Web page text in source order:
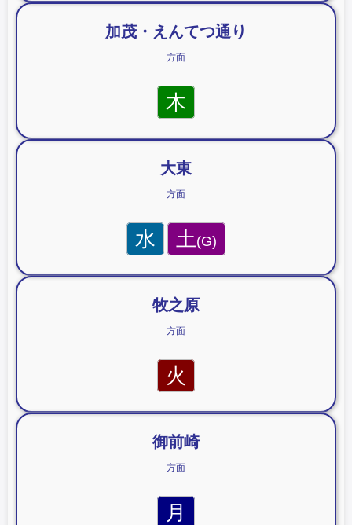
加茂・えんてつ通り
方面
木
大東
方面
水 土(G)
牧之原
方面
火
御前崎
方面
月